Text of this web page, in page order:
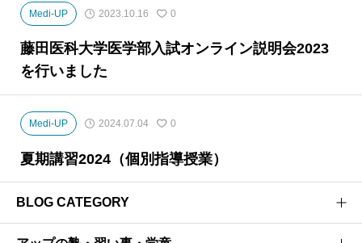
Medi-UP 2023.10.16 0
藤田医科大学医学部入試オンライン説明会2023
を行いました
Medi-UP 2024.07.04 0
夏期講習2024（個別指導授業）
BLOG CATEGORY